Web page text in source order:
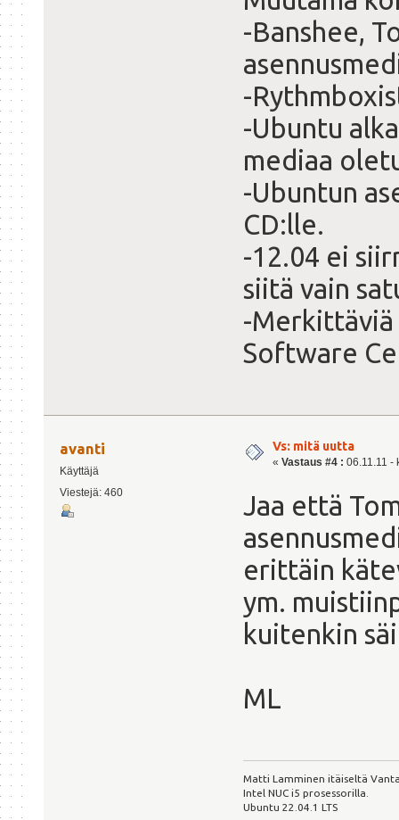
-Banshee,
-
-Ubuntu
mediaa
-Ubuntun
CD:lle.
-12.04 ei
siitä vain
-Merkittäviä
Software
avanti
Käyttäjä
Viestejä: 460
Vs: mitä uutta
« Vastaus #4 : 06.11.11 -
Jaa että
erittäin
ym.
kuitenkin
ML
Matti Lamminen itäiseltä
Intel NUC i5 prosessorilla.
Ubuntu 22.04.1 LTS